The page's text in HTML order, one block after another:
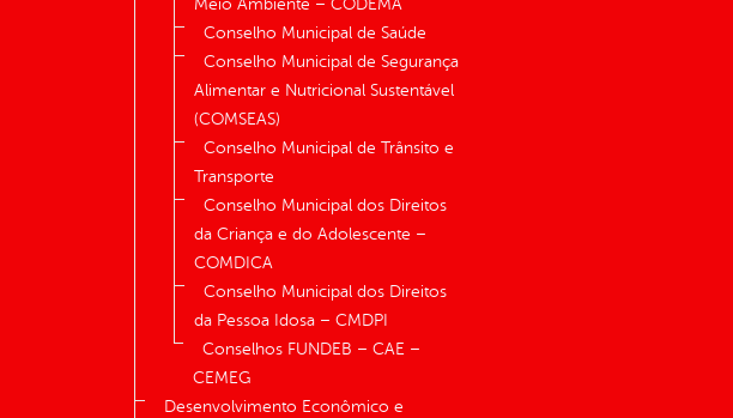
Meio Ambiente – CODEMA
Conselho Municipal de Saúde
Conselho Municipal de Segurança
Alimentar e Nutricional Sustentável
(COMSEAS)
Conselho Municipal de Trânsito e
Transporte
Conselho Municipal dos Direitos
da Criança e do Adolescente –
COMDICA
Conselho Municipal dos Direitos
da Pessoa Idosa – CMDPI
Conselhos FUNDEB – CAE –
CEMEG
Desenvolvimento Econômico e